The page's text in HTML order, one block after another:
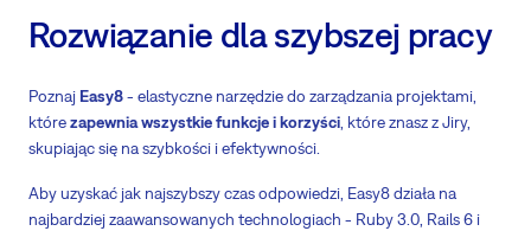
Rozwiązanie dla szybszej pracy
Poznaj Easy8- elastyczne narzędzie do zarządzania projektami,
którezapewnia wszystkie funkcje i korzyści, które znasz z Jiry,
skupiając się na szybkości i efektywności.
Aby uzyskać jak najszybszy czas odpowiedzi, Easy8 działa na
najbardziej zaawansowanych technologiach - Ruby 3.0, Rails 6 i